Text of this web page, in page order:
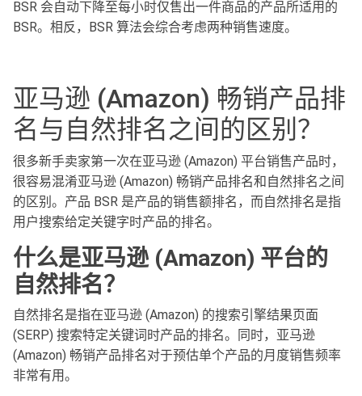
BSR 会自动下降至每小时仅售出一件商品的产品所适用的
BSR。相反，BSR 算法会综合考虑两种销售速度。
亚马逊 (Amazon) 畅销产品排
名与自然排名之间的区别？
很多新手卖家第一次在亚马逊 (Amazon) 平台销售产品时，
很容易混淆亚马逊 (Amazon) 畅销产品排名和自然排名之间
的区别。产品 BSR 是产品的销售额排名，而自然排名是指
用户搜索给定关键字时产品的排名。
什么是亚马逊(Amazon) 平台的
自然排名？
自然排名是指在亚马逊 (Amazon) 的搜索引擎结果页面
(SERP) 搜索特定关键词时产品的排名。同时，亚马逊
(Amazon) 畅销产品排名对于预估单个产品的月度销售频率
非常有用。